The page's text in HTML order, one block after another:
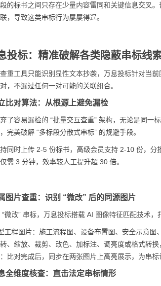
的标书之间只存在少量内容雷同和关键信息交叉
，导致这类串标行为屡屡得逞。
投标：精准破解各类隐蔽串标线
重工具只能识别显性文本抄袭，万息投标针对当
，不漏过任何一对可能的关联组合。
比对算法：从根源上避免漏检
了容易漏检的 “批量交互查重” 架构，无论是同
完美破解 “多标段分散式串标” 的规避手段。
同时上传 2-5 份标书，高级会员支持 2-10 份，
需 3 分钟，效率较人工提升超 30 倍。
图片查重：识别 “微改” 后的同源图片
微改” 串标，万息投标搭载 AI 图像特征匹配技术，
工程图片：施工流程图、设备布置图、安全示意
、缩放、裁剪、改色、加标注、调亮度或格式转
比对完成后，同步在两张图片上高亮展示，为串标
全维度核查：直击法定串标情形